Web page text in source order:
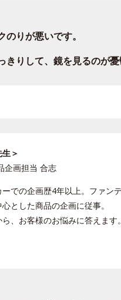
のりが悪いです。
きりして、鏡を見るのが
＞
企画担当 合志
での企画歴4年以上。ファン
とした商品の企画に従事。
、お客様のお悩みに答えます。